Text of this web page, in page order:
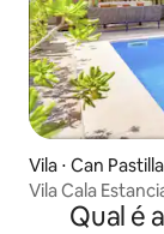
Vila ⋅ Can Pastilla
Vila Cala
Qual é